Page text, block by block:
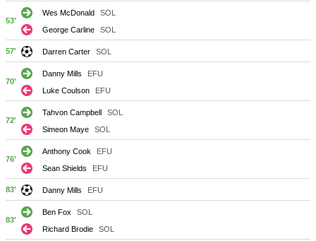
53'
Wes McDonald
SOL
George Carline
SOL
57' Darren Carter SOL
70'
Danny Mills
EFU
Luke Coulson
EFU
72'
Tahvon Campbell
SOL
Simeon Maye
SOL
76'
Anthony Cook
EFU
Sean Shields
EFU
83' Danny Mills EFU
83'
Ben Fox
SOL
Richard Brodie
SOL